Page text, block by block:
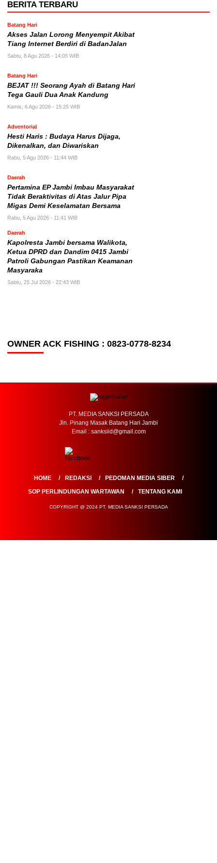
BERITA TERBARU
Batang Hari
Akses Jalan Lorong Menyempit Akibat
Tiang Internet Berdiri di BadanJalan
Sabtu, 8 Agu 2026 - 14:05 WIB
Batang Hari
BEJAT !!! Seorang Ayah di Batang Hari
Tega Gauli Dua Anak Kandung
Kamis, 6 Agu 2026 - 15:25 WIB
Adventorial
Hesti Haris : Budaya Harus Dijaga,
Dikenalkan, dan Diwariskan
Rabu, 5 Agu 2026 - 11:44 WIB
Daerah
Pertamina EP Jambi Imbau Masyarakat
Tidak Beraktivitas di Atas Jalur Pipa
Migas Demi Keselamatan Bersama
Rabu, 5 Agu 2026 - 11:41 WIB
Daerah
Kapolresta Jambi bersama Walikota,
Ketua DPRD dan Dandim 0415 Jambi
Patroli Gabungan Pastikan Keamanan
Masyaraka
Sabtu, 25 Jul 2026 - 22:43 WIB
OWNER ACK FISHING : 0823-0778-8234
PT. MEDIA SANKSI PERSADA
Jln. Pinang Masak Batang Hari Jambi
Email : sanksiid@gmail.com
HOME REDAKSI
PEDOMAN MEDIA SIBER
SOP PERLINDUNGAN WARTAWAN
TENTANG KAMI